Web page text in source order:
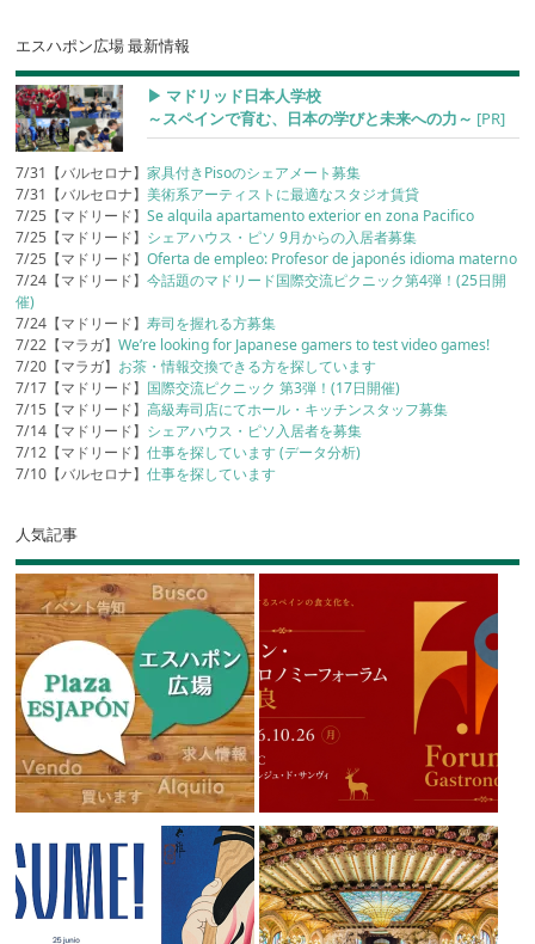
エスハポン広場 最新情報
▶︎ マドリッド日本人学校
～スペインで育む、日本の学びと未来への力～ [PR]
7/31【バルセロナ】家具付きPisoのシェアメート募集
7/31【バルセロナ】美術系アーティストに最適なスタジオ賃貸
7/25【マドリード】Se alquila apartamento exterior en zona Pacifico
7/25【マドリード】 シェアハウス・ピソ 9月からの入居者募集
7/25【マドリード】Oferta de empleo: Profesor de japonés idioma materno
7/24【マドリード】今話題のマドリード国際交流ピクニック第4弾！(25日開
催)
7/24【マドリード】寿司を握れる方募集
7/22【マラガ】We’re looking for Japanese gamers to test video games!
7/20【マラガ】 お茶・情報交換できる方を探しています
7/17【マドリード】 国際交流ピクニック 第3弾！(17日開催)
7/15【マドリード】高級寿司店にてホール・キッチンスタッフ募集
7/14【マドリード】 シェアハウス・ピソ入居者を募集
7/12【マドリード】仕事を探しています (データ分析)
7/10【バルセロナ】仕事を探しています
人気記事